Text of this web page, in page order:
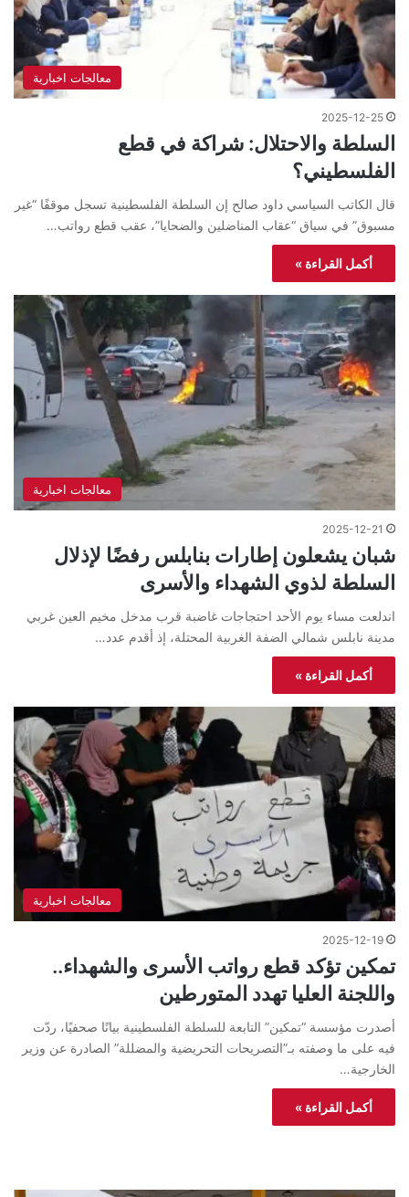
معالجات اخبارية
2025-12-25
السلطة والاحتلال: شراكة في قطع
الفلسطيني؟
قال الكاتب السياسي داود صالح إن السلطة الفلسطينية تسجل موقفًا “غير
مسبوق” في سياق “عقاب المناضلين والضحايا”، عقب قطع رواتب…
أكمل القراءة »
معالجات اخبارية
2025-12-21
شبان يشعلون إطارات بنابلس رفضًا لإذلال
السلطة لذوي الشهداء والأسرى
اندلعت مساء يوم الأحد احتجاجات غاضبة قرب مدخل مخيم العين غربي
مدينة نابلس شمالي الضفة الغربية المحتلة، إذ أقدم عدد…
أكمل القراءة »
معالجات اخبارية
2025-12-19
تمكين تؤكد قطع رواتب الأسرى والشهداء..
واللجنة العليا تهدد المتورطين
أصدرت مؤسسة “تمكين” التابعة للسلطة الفلسطينية بيانًا صحفيًا، ردّت
فيه على ما وصفته بـ”التصريحات التحريضية والمضللة” الصادرة عن وزير
الخارجية…
أكمل القراءة »